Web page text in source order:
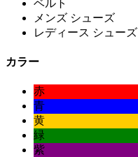
ベルト
メンズ シューズ
レディース シューズ
カラー
赤
青
黄
緑
紫